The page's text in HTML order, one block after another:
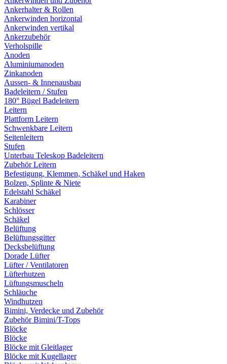
Ankerhalter & Rollen
Ankerwinden horizontal
Ankerwinden vertikal
Ankerzubehör
Verholspille
Anoden
Aluminiumanoden
Zinkanoden
Aussen- & Innenausbau
Badeleitern / Stufen
180° Bügel Badeleitern
Leitern
Plattform Leitern
Schwenkbare Leitern
Seitenleitern
Stufen
Unterbau Teleskop Badeleitern
Zubehör Leitern
Befestigung, Klemmen, Schäkel und Haken
Bolzen, Splinte & Niete
Edelstahl Schäkel
Karabiner
Schlösser
Schäkel
Belüftung
Belüftungsgitter
Decksbelüftung
Dorade Lüfter
Lüfter / Ventilatoren
Lüfterhutzen
Lüftungsmuscheln
Schläuche
Windhutzen
Bimini, Verdecke und Zubehör
Zubehör Bimini/T-Tops
Blöcke
Blöcke
Blöcke mit Gleitlager
Blöcke mit Kugellager